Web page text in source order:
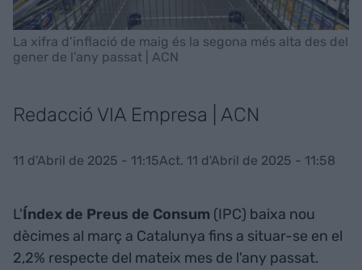
La xifra d’inflació de maig és la segona més alta des del
gener de l’any passat | ACN
Redacció VIA Empresa | ACN
11 d'Abril de 2025 - 11:15Act. 11 d'Abril de 2025 - 11:58
L'Índex de Preus de Consum (IPC) baixa nou
dècimes al març a Catalunya fins a situar-se en el
2,2% respecte del mateix mes de l'any passat.